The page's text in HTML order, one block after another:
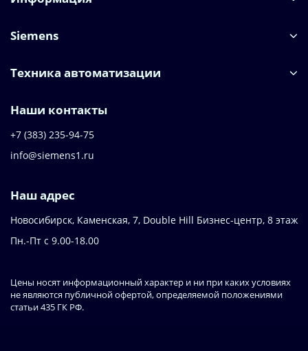
Siemens
Техника автоматизации
Наши контакты
+7 (383) 235-94-75
info@siemens1.ru
Наш адрес
Новосибирск, Каменская, 7, Double Hill ​Бизнес-центр, 8 этаж
Пн.-Пт с 9.00-18.00
Цены носят информационный характер и ни при каких условиях
не являются публичной офертой, определяемой положениями
статьи 435 ГК РФ.